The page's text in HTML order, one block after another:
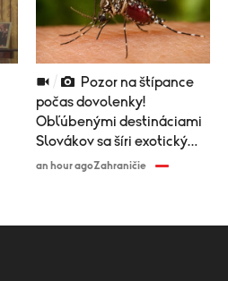
počas dovolenky!
Obľúbenými destináciami
Slovákov sa šíri exotický
vírus
an hour agoZahraničie